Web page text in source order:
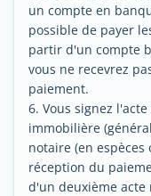
un compte en
possible de payer
partir d'un compte
vous ne recevrez
paiement.
6. Vous signez
immobilière
notaire (en
réception du
d'un deuxième